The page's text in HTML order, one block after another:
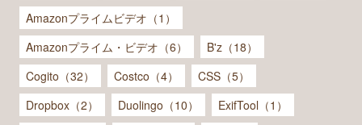
Amazonプライムビデオ（1）
Amazonプライム・ビデオ（6）
B'z（18）
Cogito（32）
Costco（4）
CSS（5）
Dropbox（2）
Duolingo（10）
ExifTool（1）